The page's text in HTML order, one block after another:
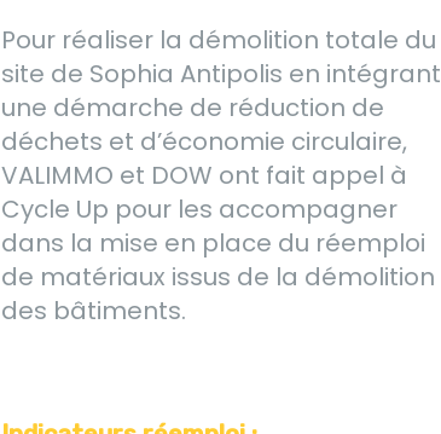
Pour réaliser la démolition totale du
site de Sophia Antipolis en intégrant
une démarche de réduction de
déchets et d’économie circulaire,
VALIMMO et DOW ont fait appel à
Cycle Up pour les accompagner
dans la mise en place du réemploi
de matériaux issus de la démolition
des bâtiments.